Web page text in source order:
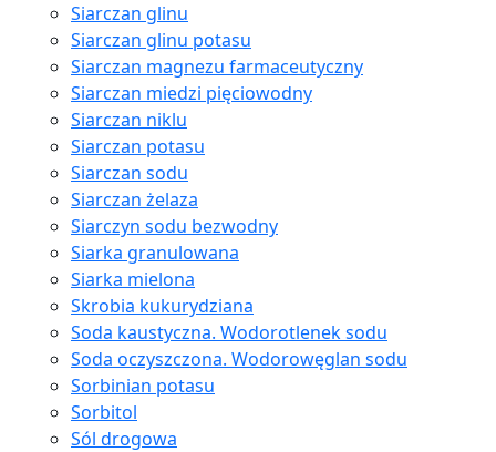
Siarczan glinu
Siarczan glinu potasu
Siarczan magnezu farmaceutyczny
Siarczan miedzi pięciowodny
Siarczan niklu
Siarczan potasu
Siarczan sodu
Siarczan żelaza
Siarczyn sodu bezwodny
Siarka granulowana
Siarka mielona
Skrobia kukurydziana
Soda kaustyczna. Wodorotlenek sodu
Soda oczyszczona. Wodorowęglan sodu
Sorbinian potasu
Sorbitol
Sól drogowa